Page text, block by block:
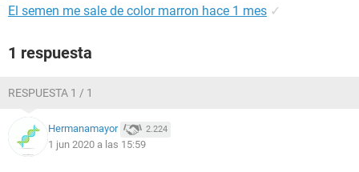
El semen me sale de color marron hace 1 mes ✓
1 respuesta
RESPUESTA 1 / 1
Hermanamayor 2.224
1 jun 2020 a las 15:59